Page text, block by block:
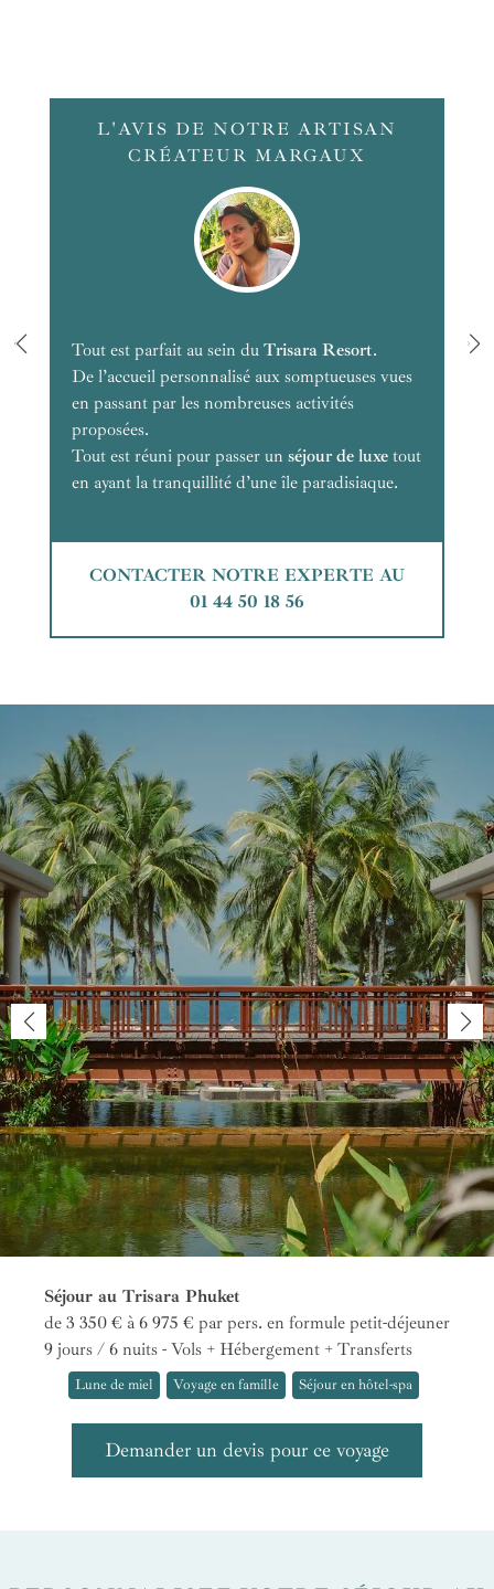
L'AVIS DE NOTRE ARTISAN
CRÉATEUR MARGAUX
Tout est parfait au sein du Trisara Resort.
De l’accueil personnalisé aux somptueuses vues
en passant par les nombreuses activités
proposées.
Tout est réuni pour passer un séjour de luxetout
en ayant la tranquillité d’une île paradisiaque.
CONTACTER NOTRE EXPERTE AU
01 44 50 18 56
Séjour au Trisara Phuket
de 3 350 € à 6 975 € par pers. en formule petit-déjeuner
9 jours / 6 nuits - Vols + Hébergement + Transferts
Lune de miel Voyage en famille Séjour en hôtel-spa
Demander un devis pour ce voyage